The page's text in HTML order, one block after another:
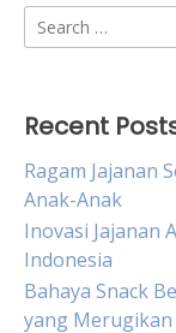
Search
for:
Recent
Ragam Jajanan
Anak-Anak
Inovasi Jajanan
Indonesia
Bahaya Snack
yang Merugikan